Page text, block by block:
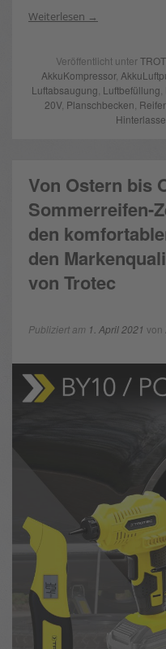
Weiterlesen
Veröffentlicht unter
AkkuKompressor,
Luftabsaugung Luftbefüllung
20V, Planschbecken
Von Ostern bis
Sommerreifen-
den
den
von Trotec
Publiziert am 1. April 2021 von